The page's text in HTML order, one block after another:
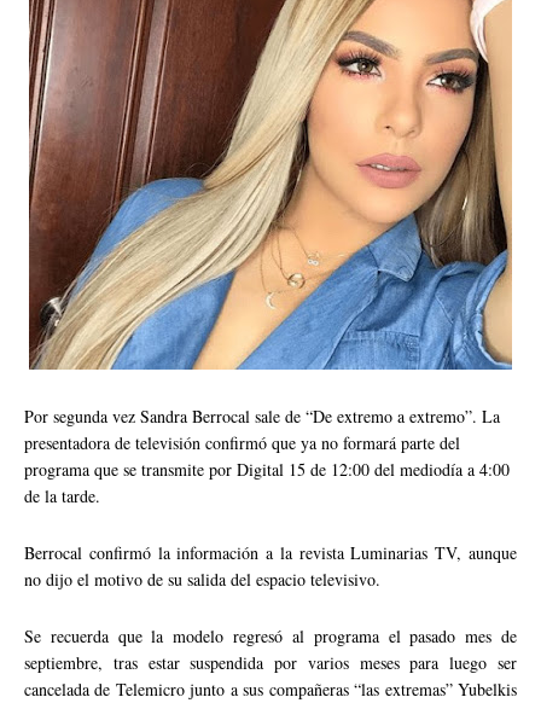
Por segunda vez Sandra Berrocal sale de “De extremo a extremo”. La
presentadora de televisión confirmó que ya no formará parte del
programa que se transmite por Digital 15 de 12:00 del mediodía a 4:00
de la tarde.
Berrocal confirmó la información a la revista Luminarias TV, aunque
no dijo el motivo de su salida del espacio televisivo.
Se recuerda que la modelo regresó al programa el pasado mes de
septiembre, tras estar suspendida por varios meses para luego ser
cancelada de Telemicro junto a sus compañeras “las extremas” Yubelkis